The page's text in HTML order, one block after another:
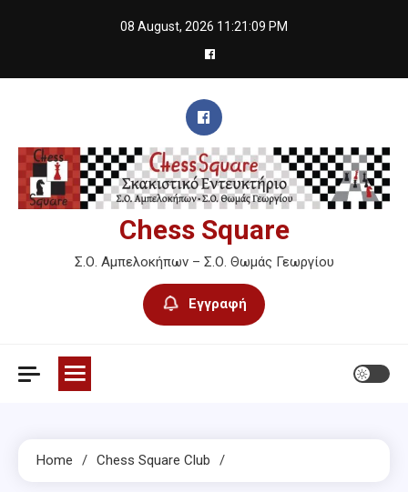
08 August, 2026 11:21:10 PM
Chess Square
Σ.Ο. Αμπελοκήπων – Σ.Ο. Θωμάς Γεωργίου
Εγγραφή
Home Chess Square Club